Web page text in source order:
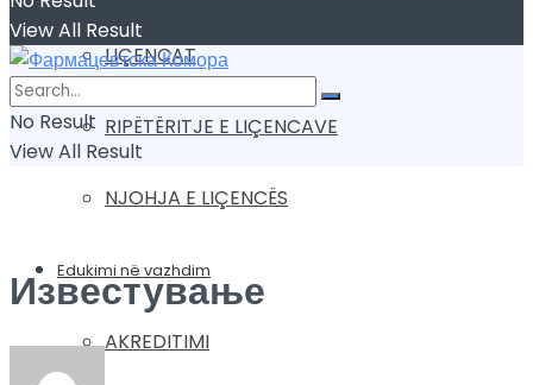
LIÇENCAT
RIPËTËRITJE E LIÇENCAVE
NJOHJA E LIÇENCËS
Edukimi në vazhdim
AKREDITIMI
View All Result
No Result
View All Result
Известување